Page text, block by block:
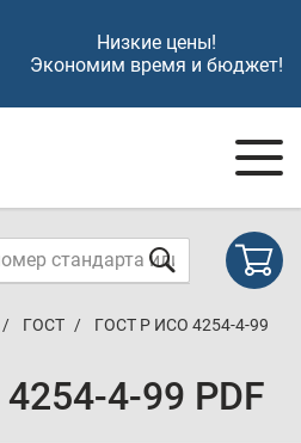
Низкие цены!
Экономим время и бюджет!
ГОСТ ГОСТ Р ИСО 4254-4-99
4-99 PDF